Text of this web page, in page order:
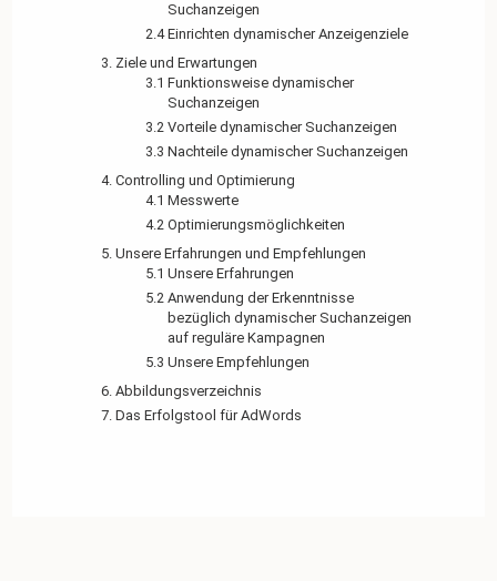
Suchanzeigen
2.4 Einrichten dynamischer Anzeigenziele
3. Ziele und Erwartungen
3.1 Funktionsweise dynamischer
Suchanzeigen
3.2 Vorteile dynamischer Suchanzeigen
3.3 Nachteile dynamischer Suchanzeigen
4. Controlling und Optimierung
4.1 Messwerte
4.2 Optimierungsmöglichkeiten
5. Unsere Erfahrungen und Empfehlungen
5.1 Unsere Erfahrungen
5.2 Anwendung der Erkenntnisse
bezüglich dynamischer Suchanzeigen
auf reguläre Kampagnen
5.3 Unsere Empfehlungen
6. Abbildungsverzeichnis
7. Das Erfolgstool für AdWords